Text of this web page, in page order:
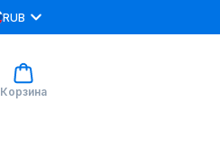
RUB
Корзина